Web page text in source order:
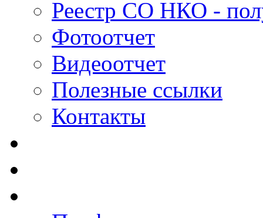
Реестр СО НКО -
Фотоотчет
Видеоотчет
Полезные ссылки
Контакты